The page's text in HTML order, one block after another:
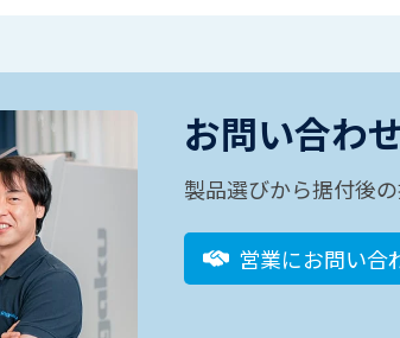
お問い合わ
製品選びから据付後
営業にお問い合